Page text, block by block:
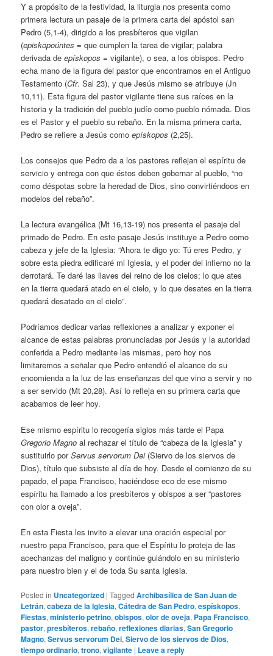
Y a propósito de la festividad, la liturgia nos presenta como
primera lectura un pasaje de la primera carta del apóstol san
Pedro (5,1-4), dirigido a los presbíteros que vigilan
(episkopoúntes = que cumplen la tarea de vigilar; palabra
derivada deepískopos = vigilante), o sea, a los obispos. Pedro
echa mano de la figura del pastor que encontramos en el Antiguo
Testamento (Cfr. Sal 23), y que Jesús mismo se atribuye (Jn
10,11). Esta figura del pastor vigilante tiene sus raíces en la
historia y la tradición del pueblo judío como pueblo nómada. Dios
es el Pastor y el pueblo su rebaño. En la misma primera carta,
Pedro se refiere a Jesús comoepískopos (2,25).
Los consejos que Pedro da a los pastores reflejan el espíritu de
servicio y entrega con que éstos deben gobernar al pueblo, “no
como déspotas sobre la heredad de Dios, sino convirtiéndoos en
modelos del rebaño”.
La lectura evangélica (Mt 16,13-19) nos presenta el pasaje del
primado de Pedro. En este pasaje Jesús instituye a Pedro como
cabeza y jefe de la Iglesia: “Ahora te digo yo: Tú eres Pedro, y
sobre esta piedra edificaré mi Iglesia, y el poder del infierno no la
derrotará. Te daré las llaves del reino de los cielos; lo que ates
en la tierra quedará atado en el cielo, y lo que desates en la tierra
quedará desatado en el cielo”.
Podríamos dedicar varias reflexiones a analizar y exponer el
alcance de estas palabras pronunciadas por Jesús y la autoridad
conferida a Pedro mediante las mismas, pero hoy nos
limitaremos a señalar que Pedro entendió el alcance de su
encomienda a la luz de las enseñanzas del que vino a servir y no
a ser servido (Mt 20,28). Así lo refleja en su primera carta que
acabamos de leer hoy.
Ese mismo espíritu lo recogería siglos más tarde el Papa
Gregorio Magno al rechazar el título de “cabeza de la Iglesia” y
sustituirlo porServus servorum Dei(Siervo de los siervos de
Dios), título que subsiste al día de hoy. Desde el comienzo de su
papado, el papa Francisco, haciéndose eco de ese mismo
espíritu ha llamado a los presbíteros y obispos a ser “pastores
con olor a oveja”.
En esta Fiesta les invito a elevar una oración especial por
nuestro papa Francisco, para que el Espíritu lo proteja de las
acechanzas del maligno y continúe guiándolo en su ministerio
para nuestro bien y el de toda Su santa Iglesia.
Posted in Uncategorized |Tagged Archibasílica de San Juan de
Letrán,cabeza de la Iglesia,Cátedra de San Pedro,espískopos,
Fiestas,ministerio petrino,obispos,olor de oveja, Papa Francisco,
pastor,presbíteros,rebaño,reflexiones diarias,San Gregorio
Magno,Servus servorum Dei,Siervo de los siervos de Dios,
tiempo ordinario,trono,vigilante | Leave a reply